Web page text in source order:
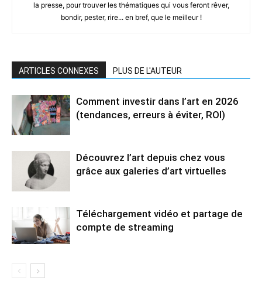
la presse, pour trouver les thématiques qui vous feront rêver,
bondir, pester, rire... en bref, que le meilleur !
ARTICLES CONNEXES PLUS DE L'AUTEUR
Comment investir dans l’art en 2026
(tendances, erreurs à éviter, ROI)
Découvrez l’art depuis chez vous
grâce aux galeries d’art virtuelles
Téléchargement vidéo et partage de
compte de streaming